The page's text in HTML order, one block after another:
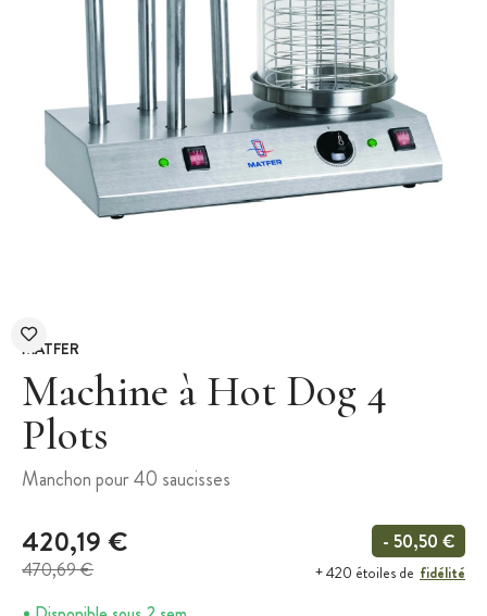
MATFER
Machine à Hot Dog 4
Plots
Manchon pour 40 saucisses
420,19 €
470,69 €
- 50,50 €
+ 420 étoiles de fidélité